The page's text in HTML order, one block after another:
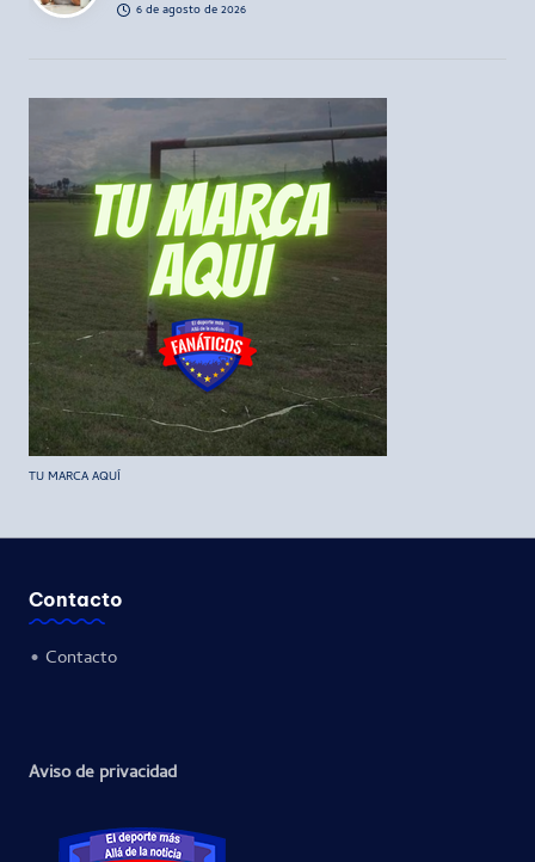
6 de agosto de 2026
TU MARCA AQUÍ
Contacto
• Contacto
Aviso de privacidad